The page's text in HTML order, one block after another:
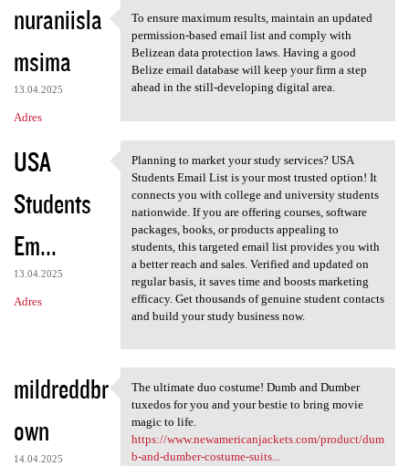
nuraniisla
msima
13.04.2025
Adres
To ensure maximum results,
To ensure maximum results, maintain an updated
permission-based email list and comply with
Belizean data protection laws. Having a good
Belize email database will keep your firm a step
ahead in the still-developing digital area.
USA
Students
Em...
13.04.2025
Adres
Planning to market your study
Planning to market your study services? USA
Students Email List is your most trusted option! It
connects you with college and university students
nationwide. If you are offering courses, software
packages, books, or products appealing to
students, this targeted email list provides you with
a better reach and sales. Verified and updated on
regular basis, it saves time and boosts marketing
efficacy. Get thousands of genuine student contacts
and build your study business now.
mildreddbr
own
14.04.2025
The ultimate duo costume!
The ultimate duo costume! Dumb and Dumber
tuxedos for you and your bestie to bring movie
magic to life.
https://www.newamericanjackets.com/product/dum
b-and-dumber-costume-suits...